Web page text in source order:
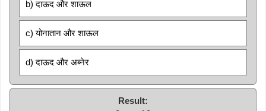
b) दाऊद और शाऊल
c) योनातान और शाऊल
d) दाऊद और अब्नेर
Result: